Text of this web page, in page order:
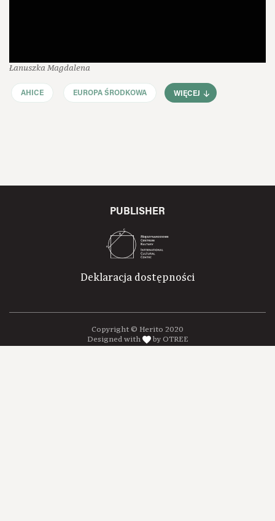
Łanuszka Magdalena
AHICE EUROPA ŚRODKOWA WIĘCEJ
PUBLISHER
Deklaracja dostępności
Copyright © Herito 2020
Designed with
by OTREE